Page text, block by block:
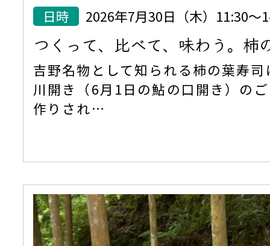
日時 2026年7月30日（木）11:30
つくって、比べて、味わう。柿
吉野名物として知られる柿の葉寿
川開き（6月1日の鮎の口開き）の
作りされ…